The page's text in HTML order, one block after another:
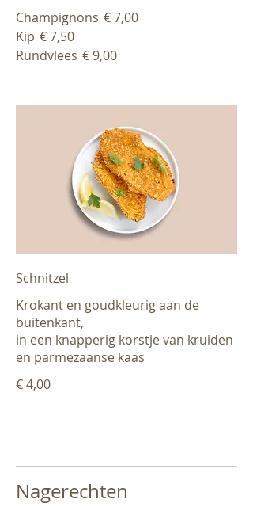
Champignons € 7,00
Kip € 7,50
Rundvlees € 9,00
Schnitzel
Krokant en goudkleurig aan de
buitenkant,
in een knapperig korstje van kruiden
en parmezaanse kaas
€ 4,00
Nagerechten